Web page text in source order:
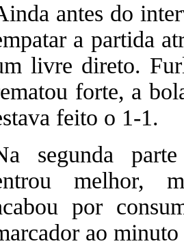
antes do
a partida
livre direto.
forte, a
feito o 1-1.
segunda
melhor,
por
ao